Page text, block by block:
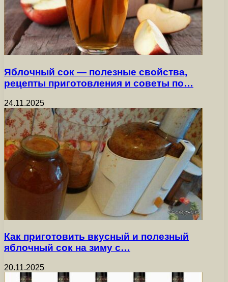
Яблочный сок — полезные свойства,
рецепты приготовления и советы по…
24.11.2025
Как приготовить вкусный и полезный
яблочный сок на зиму с…
20.11.2025